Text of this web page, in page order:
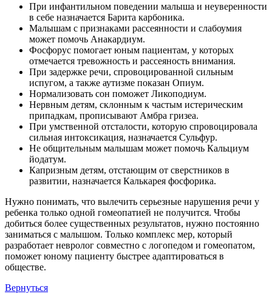
При инфантильном поведении малыша и неуверенности
в себе назначается Барита карбоника.
Малышам с признаками рассеянности и слабоумия
может помочь Анакардиум.
Фосфорус помогает юным пациентам, у которых
отмечается тревожность и рассеяность внимания.
При задержке речи, спровоцированной сильным
испугом, а также аутизме показан Опиум.
Нормализовать сон поможет Ликоподиум.
Нервным детям, склонным к частым истерическим
припадкам, прописывают Амбра гризеа.
При умственной отсталости, которую спровоцировала
сильная интоксикация, назначается Сульфур.
Не общительным малышам может помочь Кальциум
йодатум.
Капризным детям, отстающим от сверстников в
развитии, назначается Калькарея фосфорика.
Нужно понимать, что вылечить серьезные нарушения речи у
ребенка только одной гомеопатией не получится. Чтобы
добиться более существенных результатов, нужно постоянно
заниматься с малышом. Только комплекс мер, который
разработает невролог совместно с логопедом и гомеопатом,
поможет юному пациенту быстрее адаптироваться в
обществе.
Вернуться